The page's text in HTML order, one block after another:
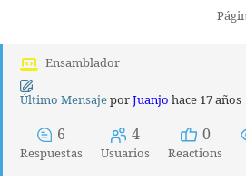
Ensamblador
Último MensajeporJuanjo hace 17 años
6
Respuestas
4
Usuarios
0
Reactions